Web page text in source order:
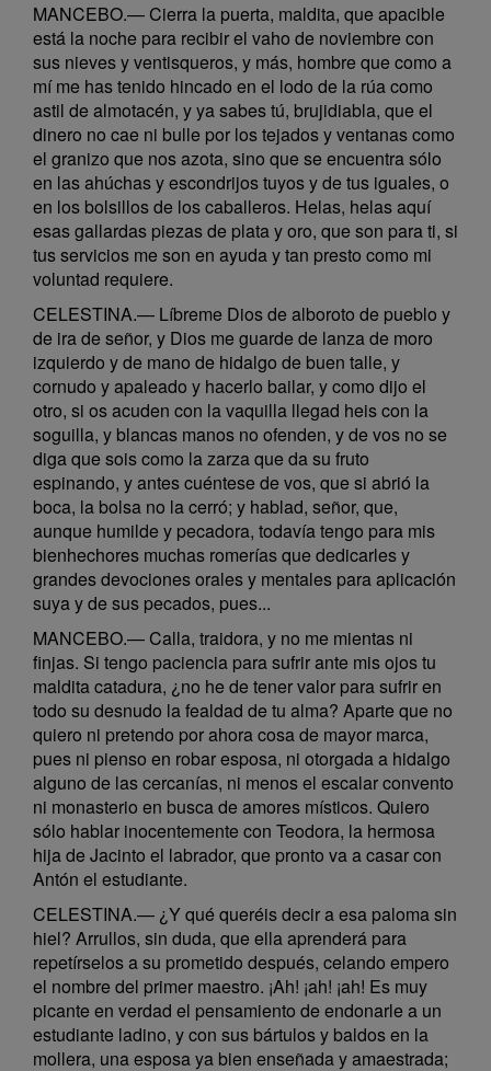
MANCEBO.— Cierra la puerta, maldita, que apacible
está la noche para recibir el vaho de noviembre con
sus nieves y ventisqueros, y más, hombre que como a
mí me has tenido hincado en el lodo de la rúa como
astil de almotacén, y ya sabes tú, brujidiabla, que el
dinero no cae ni bulle por los tejados y ventanas como
el granizo que nos azota, sino que se encuentra sólo
en las ahúchas y escondrijos tuyos y de tus iguales, o
en los bolsillos de los caballeros. Helas, helas aquí
esas gallardas piezas de plata y oro, que son para ti, si
tus servicios me son en ayuda y tan presto como mi
voluntad requiere.
CELESTINA.— Líbreme Dios de alboroto de pueblo y
de ira de señor, y Dios me guarde de lanza de moro
izquierdo y de mano de hidalgo de buen talle, y
cornudo y apaleado y hacerlo bailar, y como dijo el
otro, si os acuden con la vaquilla llegad heis con la
soguilla, y blancas manos no ofenden, y de vos no se
diga que sois como la zarza que da su fruto
espinando, y antes cuéntese de vos, que si abrió la
boca, la bolsa no la cerró; y hablad, señor, que,
aunque humilde y pecadora, todavía tengo para mis
bienhechores muchas romerías que dedicarles y
grandes devociones orales y mentales para aplicación
suya y de sus pecados, pues...
MANCEBO.— Calla, traidora, y no me mientas ni
finjas. Si tengo paciencia para sufrir ante mis ojos tu
maldita catadura, ¿no he de tener valor para sufrir en
todo su desnudo la fealdad de tu alma? Aparte que no
quiero ni pretendo por ahora cosa de mayor marca,
pues ni pienso en robar esposa, ni otorgada a hidalgo
alguno de las cercanías, ni menos el escalar convento
ni monasterio en busca de amores místicos. Quiero
sólo hablar inocentemente con Teodora, la hermosa
hija de Jacinto el labrador, que pronto va a casar con
Antón el estudiante.
CELESTINA.— ¿Y qué queréis decir a esa paloma sin
hiel? Arrullos, sin duda, que ella aprenderá para
repetírselos a su prometido después, celando empero
el nombre del primer maestro. ¡Ah! ¡ah! ¡ah! Es muy
picante en verdad el pensamiento de endonarle a un
estudiante ladino, y con sus bártulos y baldos en la
mollera, una esposa ya bien enseñada y amaestrada;